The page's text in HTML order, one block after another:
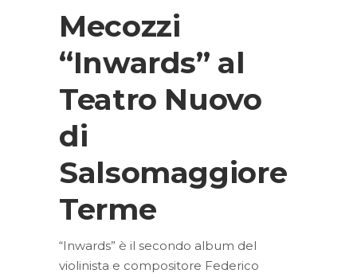
Mecozzi
“Inwards” al
Teatro Nuovo
di
Salsomaggiore
Terme
“Inwards” è il secondo album del
violinista e compositore Federico